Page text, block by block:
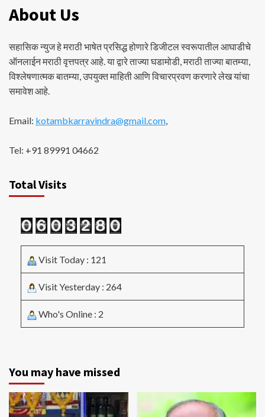
About Us
सहासिक न्युज हे मराठी भाषेत प्रसिद्ध होणारे डिजीटल स्वरूपातील आघाडीचे
ऑनलाईन मराठी वृत्तपत्र आहे. या द्वारे ताज्या घडामोडी, मराठी ताज्या बातम्या,
विश्लेषणात्मक बातम्या, उपयुक्त माहिती आणि विचारप्रवण करणारे लेख यांचा
समावेश आहे.
Email: kotambkarravindra@gmail.com,
Tel: +91 89991 04662
Total Visits
Visit Today : 121
Visit Yesterday : 264
Who's Online : 2
You may have missed